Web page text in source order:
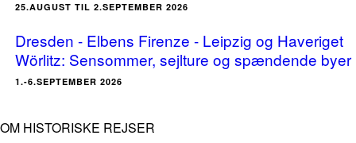
25.AUGUST TIL 2.SEPTEMBER 2026
Dresden - Elbens Firenze - Leipzig og Haveriget
Wörlitz: Sensommer, sejlture og spændende byer
1.-6.SEPTEMBER 2026
OM HISTORISKE REJSER